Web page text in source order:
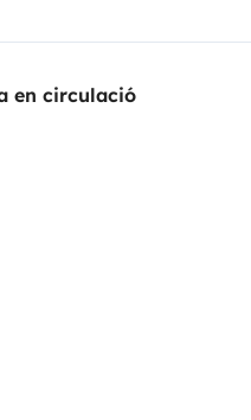
en circulació